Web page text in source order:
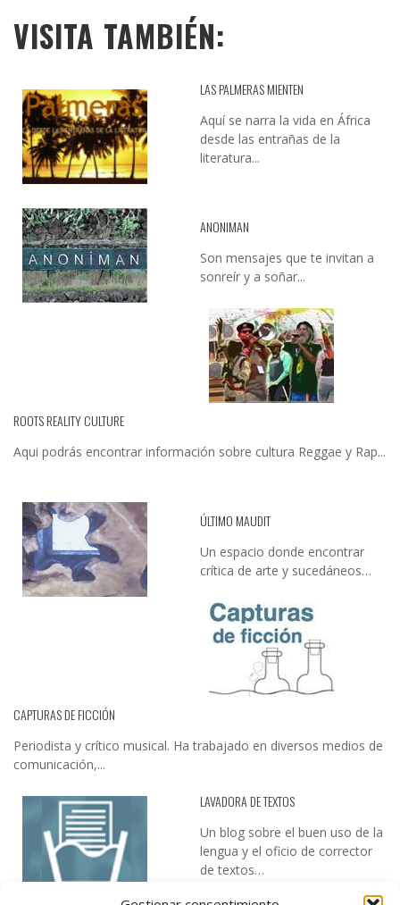
VISITA TAMBIÉN:
LAS PALMERAS MIENTEN
Aquí se narra la vida en África
desde las entrañas de la
literatura...
ANONIMAN
Son mensajes que te invitan a
sonreír y a soñar...
ROOTS REALITY CULTURE
Aqui podrás encontrar información sobre cultura Reggae y Rap...
ÚLTIMO MAUDIT
Un espacio donde encontrar
crítica de arte y sucedáneos…
CAPTURAS DE FICCIÓN
Periodista y crítico musical. Ha trabajado en diversos medios de
comunicación,...
LAVADORA DE TEXTOS
Un blog sobre el buen uso de la
lengua y el oficio de corrector
de textos…